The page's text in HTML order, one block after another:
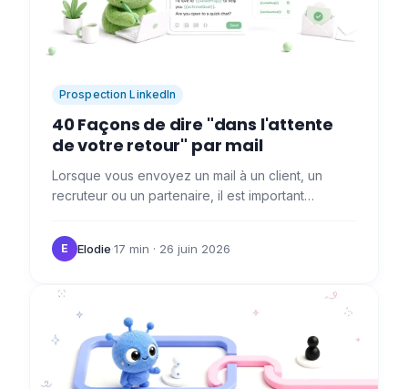
Prospection LinkedIn
40 Façons de dire "dans l'attente
de votre retour" par mail
Lorsque vous envoyez un mail à un client, un
recruteur ou un partenaire, il est important
pour poursuivre le…
E Elodie·17 min · 26 juin 2026